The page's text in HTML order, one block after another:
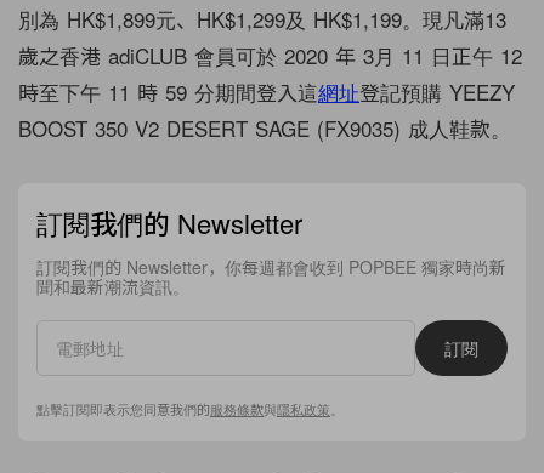
別為 HK$1,899元、HK$1,299及 HK$1,199。現凡滿13
歲之香港 adiCLUB 會員可於 2020 年 3月 11 日正午 12
時至下午 11 時 59 分期間登入這網址登記預購 YEEZY
BOOST 350 V2 DESERT SAGE (FX9035) 成人鞋款。
訂閱我們的 Newsletter
訂閱我們的 Newsletter，你每週都會收到 POPBEE 獨家時尚新
聞和最新潮流資訊。
訂閱
點擊訂閱即表示您同意我們的服務條款與隱私政策